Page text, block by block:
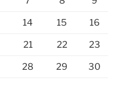
14 15 16
21 22 23
28 29 30